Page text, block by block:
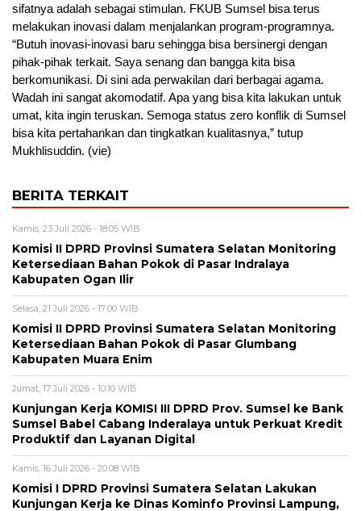
sifatnya adalah sebagai stimulan. FKUB Sumsel bisa terus
melakukan inovasi dalam menjalankan program-programnya.
“Butuh inovasi-inovasi baru sehingga bisa bersinergi dengan
pihak-pihak terkait. Saya senang dan bangga kita bisa
berkomunikasi. Di sini ada perwakilan dari berbagai agama.
Wadah ini sangat akomodatif. Apa yang bisa kita lakukan untuk
umat, kita ingin teruskan. Semoga status zero konflik di Sumsel
bisa kita pertahankan dan tingkatkan kualitasnya,” tutup
Mukhlisuddin. (vie)
BERITA TERKAIT
Kamis, 23 Juli 2026 - 18:05 WIB
Komisi II DPRD Provinsi Sumatera Selatan Monitoring
Ketersediaan Bahan Pokok di Pasar Indralaya
Kabupaten Ogan Ilir
Selasa, 21 Juli 2026 - 17:00 WIB
Komisi II DPRD Provinsi Sumatera Selatan Monitoring
Ketersediaan Bahan Pokok di Pasar Glumbang
Kabupaten Muara Enim
Jumat, 17 Juli 2026 - 10:10 WIB
Kunjungan Kerja KOMISI III DPRD Prov. Sumsel ke Bank
Sumsel Babel Cabang Inderalaya untuk Perkuat Kredit
Produktif dan Layanan Digital
Kamis, 16 Juli 2026 - 20:08 WIB
Komisi I DPRD Provinsi Sumatera Selatan Lakukan
Kunjungan Kerja ke Dinas Kominfo Provinsi Lampung,